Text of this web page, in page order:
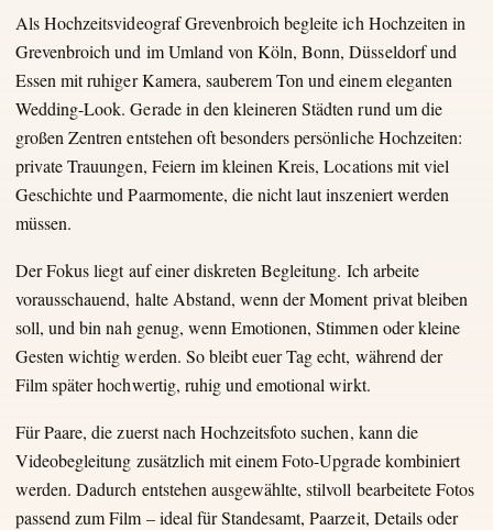
Als Hochzeitsvideograf Grevenbroich begleite ich Hochzeiten in
Grevenbroich und im Umland von Köln, Bonn, Düsseldorf und
Essen mit ruhiger Kamera, sauberem Ton und einem eleganten
Wedding-Look. Gerade in den kleineren Städten rund um die
großen Zentren entstehen oft besonders persönliche Hochzeiten:
private Trauungen, Feiern im kleinen Kreis, Locations mit viel
Geschichte und Paarmomente, die nicht laut inszeniert werden
müssen.
Der Fokus liegt auf einer diskreten Begleitung. Ich arbeite
vorausschauend, halte Abstand, wenn der Moment privat bleiben
soll, und bin nah genug, wenn Emotionen, Stimmen oder kleine
Gesten wichtig werden. So bleibt euer Tag echt, während der
Film später hochwertig, ruhig und emotional wirkt.
Für Paare, die zuerst nach Hochzeitsfoto suchen, kann die
Videobegleitung zusätzlich mit einem Foto-Upgrade kombiniert
werden. Dadurch entstehen ausgewählte, stilvoll bearbeitete Fotos
passend zum Film – ideal für Standesamt, Paarzeit, Details oder